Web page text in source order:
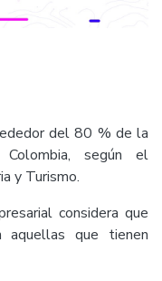
del 80 % de la
según el
y Turismo.
considera que
aquellas que tienen